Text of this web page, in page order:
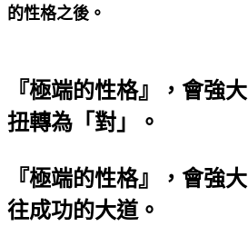
的性格之後。
『極端的性格』，會強
扭轉為「對」。
『極端的性格』，會強
往成功的大道。